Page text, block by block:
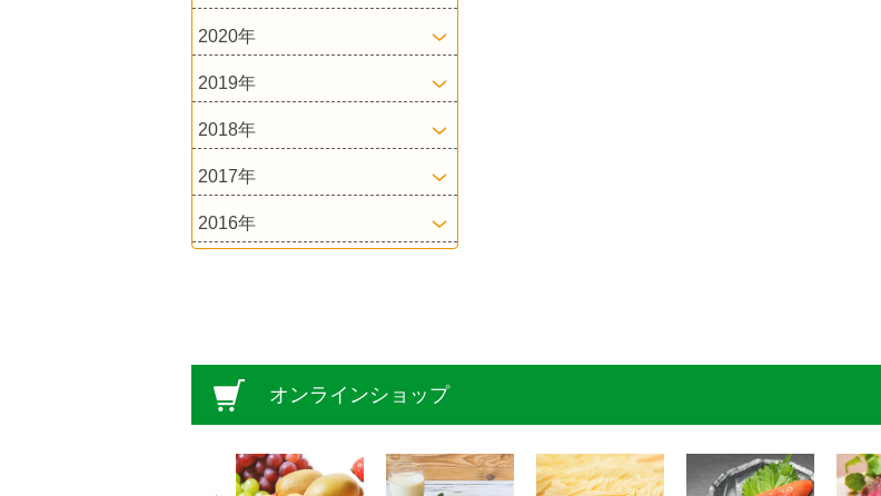
2020年
2019年
2018年
2017年
2016年
オンラインショップ